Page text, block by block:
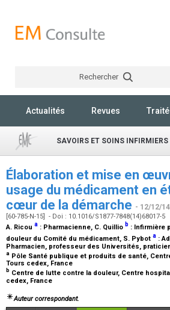
Rechercher
Actualités Revues
SAVOIRS ET SOINS INFIRMIERS
Élaboration et mise en
usage du médicament en
cœur de la démarche - 12/12/14
[60-785-N-15] - Doi : 10.1016/S1877-7848(14)68017-5
A. Ricou a : Pharmacienne, C. Quillio b : Infirmière
douleur du Comité du médicament, S. Pybot a :
Pharmacien, professeur des Universités,
a Pôle Santé publique et produits de santé,
Tours cedex, France
b Centre de lutte contre la douleur, Centre
cedex, France
Auteur correspondant.